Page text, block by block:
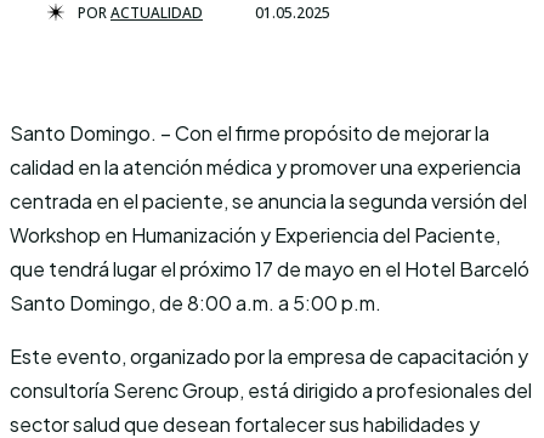
PORACTUALIDAD 01.05.2025
Santo Domingo. – Con el firme propósito de mejorar la
calidad en la atención médica y promover una experiencia
centrada en el paciente, se anuncia la segunda versión del
Workshop en Humanización y Experiencia del Paciente,
que tendrá lugar el próximo 17 de mayo en el Hotel Barceló
Santo Domingo, de 8:00 a.m. a 5:00 p.m.
Este evento, organizado por la empresa de capacitación y
consultoría Serenc Group, está dirigido a profesionales del
sector salud que desean fortalecer sus habilidades y